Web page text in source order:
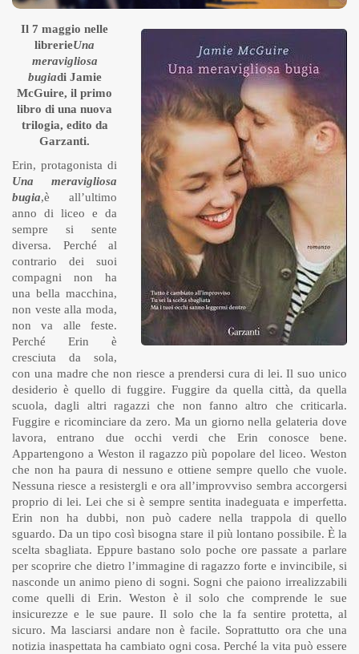
Il 7 maggio nelle
librerieUna
meravigliosa
bugiadi Jamie
McGuire, il primo
libro di una nuova
trilogia, edito da
Garzanti.
Erin, protagonista di
Una meravigliosa
bugia,è all’ultimo
anno di liceo e da
sempre si sente
diversa. Perché al
contrario dei suoi
compagni non ha
una bella macchina,
non veste alla moda,
non va alle feste.
Perché Erin è
cresciuta da sola,
con una madre che non riesce a prendersi cura di lei. Il suo unico
desiderio è quello di fuggire. Fuggire da quella città, da quella
scuola, dagli altri ragazzi che non fanno altro che criticarla.
Fuggire e ricominciare da zero. Ma un giorno nella gelateria dove
lavora, entrano due occhi verdi che Erin conosce bene.
Appartengono a Weston il ragazzo più popolare del liceo. Weston
che non ha paura di nessuno e ottiene sempre quello che vuole.
Nessuna riesce a resistergli e ora all’improvviso sembra accorgersi
proprio di lei. Lei che si è sempre sentita inadeguata e imperfetta.
Erin non ha dubbi, non può cadere nella trappola di quello
sguardo. Da un tipo così bisogna stare il più lontano possibile. È la
scelta sbagliata. Eppure bastano solo poche ore passate a parlare
per scoprire che dietro l’immagine di ragazzo forte e invincibile, si
nasconde un animo pieno di sogni. Sogni che paiono irrealizzabili
come quelli di Erin. Weston è il solo che comprende le sue
insicurezze e le sue paure. Il solo che la fa sentire protetta, al
sicuro. Ma lasciarsi andare non è facile. Soprattutto ora che una
notizia inaspettata ha cambiato ogni cosa. Perché la vita può essere